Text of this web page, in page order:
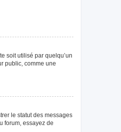
soit utilisé par quelqu’un
public, comme une
le statut des messages
forum, essayez de